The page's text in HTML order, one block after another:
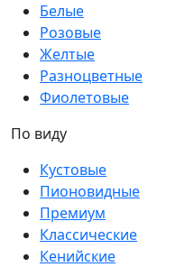
Белые
Розовые
Желтые
Разноцветные
Фиолетовые
По виду
Кустовые
Пионовидные
Премиум
Классические
Кенийские